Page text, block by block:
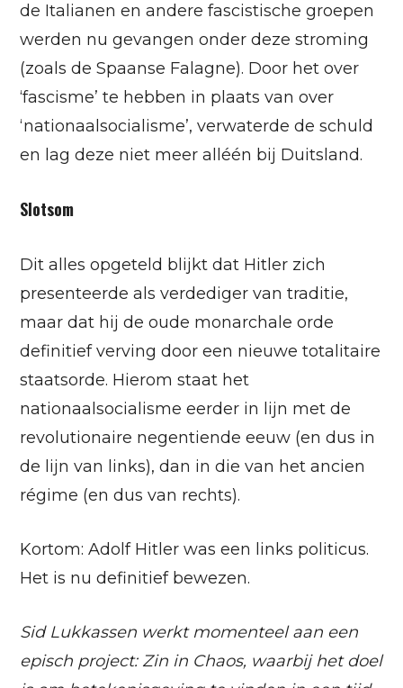
de Italianen en andere fascistische groepen
werden nu gevangen onder deze stroming
(zoals de Spaanse Falagne). Door het over
‘fascisme’ te hebben in plaats van over
‘nationaalsocialisme’, verwaterde de schuld
en lag deze niet meer alléén bij Duitsland.
Slotsom
Dit alles opgeteld blijkt dat Hitler zich
presenteerde als verdediger van traditie,
maar dat hij de oude monarchale orde
definitief verving door een nieuwe totalitaire
staatsorde. Hierom staat het
nationaalsocialisme eerder in lijn met de
revolutionaire negentiende eeuw (en dus in
de lijn van links), dan in die van het ancien
régime (en dus van rechts).
Kortom: Adolf Hitler was een links politicus.
Het is nu definitief bewezen.
Sid Lukkassen werkt momenteel aan een
episch project: Zin in Chaos, waarbij het doel